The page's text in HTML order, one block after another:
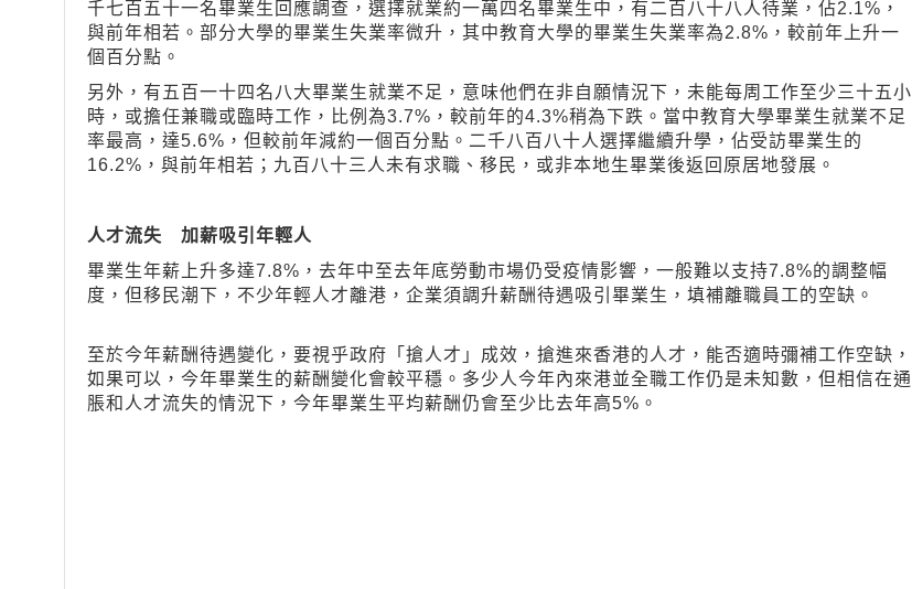
千七百五十一名畢業生回應調查，選擇就業約一萬四名畢業生中，有二百八十八人待業，佔2.1%，
與前年相若。部分大學的畢業生失業率微升，其中教育大學的畢業生失業率為2.8%，較前年上升一
個百分點。
另外，有五百一十四名八大畢業生就業不足，意味他們在非自願情況下，未能每周工作至少三十五小
時，或擔任兼職或臨時工作，比例為3.7%，較前年的4.3%稍為下跌。當中教育大學畢業生就業不足
率最高，達5.6%，但較前年減約一個百分點。二千八百八十人選擇繼續升學，佔受訪畢業生的
16.2%，與前年相若；九百八十三人未有求職、移民，或非本地生畢業後返回原居地發展。
人才流失 加薪吸引年輕人
畢業生年薪上升多達7.8%，去年中至去年底勞動市場仍受疫情影響，一般難以支持7.8%的調整幅
度，但移民潮下，不少年輕人才離港，企業須調升薪酬待遇吸引畢業生，填補離職員工的空缺。
至於今年薪酬待遇變化，要視乎政府「搶人才」成效，搶進來香港的人才，能否適時彌補工作空缺，
如果可以，今年畢業生的薪酬變化會較平穩。多少人今年內來港並全職工作仍是未知數，但相信在通
脹和人才流失的情況下，今年畢業生平均薪酬仍會至少比去年高5%。